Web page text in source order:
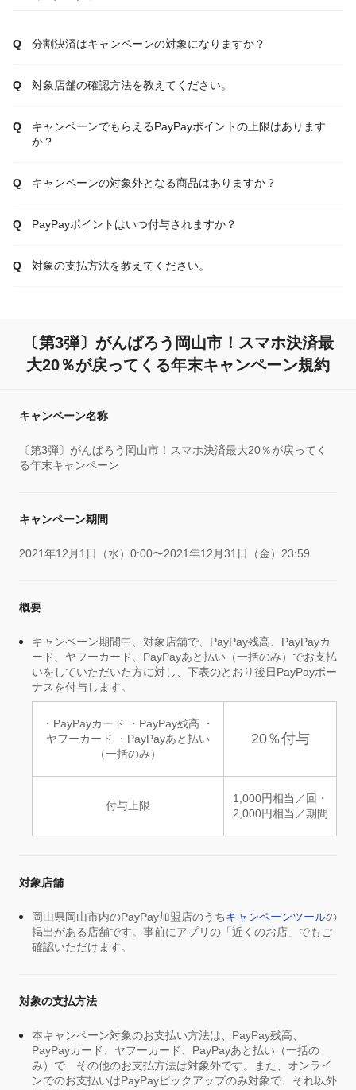
分割決済はキャンペーンの対象になりますか？
対象店舗の確認方法を教えてください。
キャンペーンでもらえるPayPayポイントの上限はあります
か？
キャンペーンの対象外となる商品はありますか？
PayPayポイントはいつ付与されますか？
対象の支払方法を教えてください。
〔第3弾〕がんばろう岡山市！スマホ決済最
大20％が戻ってくる年末キャンペーン規約
キャンペーン名称
〔第3弾〕がんばろう岡山市！スマホ決済最大20％が戻ってく
る年末キャンペーン
キャンペーン期間
2021年12月1日（水）0:00〜2021年12月31日（金）23:59
概要
キャンペーン期間中、対象店舗で、PayPay残高、PayPayカ
ード、ヤフーカード、PayPayあと払い（一括のみ）でお支払
いをしていただいた方に対し、下表のとおり後日PayPayボー
ナスを付与します。
・PayPayカード ・PayPay残高 ・
ヤフーカード ・PayPayあと払い
（一括のみ）
20％付与
付与上限
1,000円相当／回・
2,000円相当／期間
対象店舗
岡山県岡山市内のPayPay加盟店のうちキャンペーンツールの
掲出がある店舗です。事前にアプリの「近くのお店」でもご
確認いただけます。
対象の支払方法
本キャンペーン対象のお支払い方法は、PayPay残高、
PayPayカード、ヤフーカード、PayPayあと払い（一括の
み）で、その他のお支払方法は対象外です。また、オンライ
ンでのお支払いはPayPayピックアップのみ対象で、それ以外